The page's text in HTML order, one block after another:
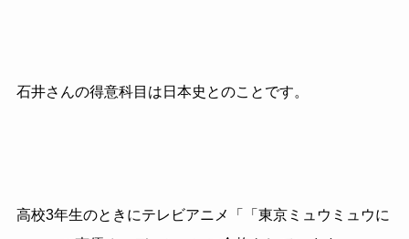
石井さんの得意科目は日本史とのことです。
高校3年生のときにテレビアニメ「「東京ミュウミュウに